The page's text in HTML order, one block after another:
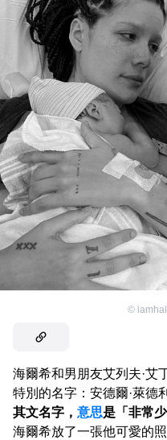
©
海爾希和男朋友艾列夫·艾
特別的名字：安德爾·萊德
其文名字， 意思是「非常少
海爾希放了一張他可愛的